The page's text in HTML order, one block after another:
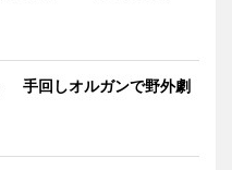
手回しオルガンで野外劇